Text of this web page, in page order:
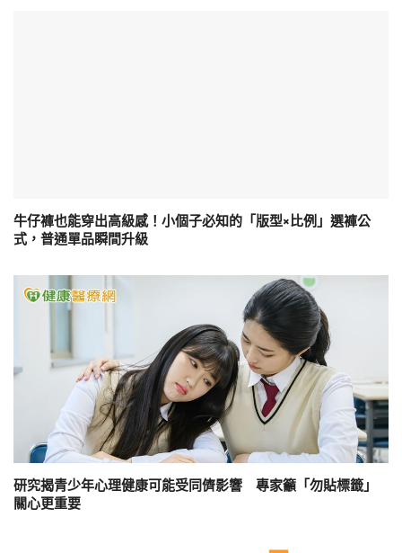
牛仔褲也能穿出高級感！小個子必知的「版型×比例」選褲公
式，普通單品瞬間升級
研究揭青少年心理健康可能受同儕影響 專家籲「勿貼標籤」
關心更重要